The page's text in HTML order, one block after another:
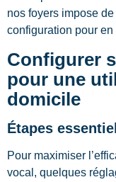
nos foyers impose
configuration pour
Configurer
pour une
domicile
Étapes
Pour maximiser
vocal, quelques